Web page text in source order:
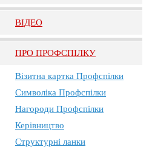
ВIДЕО
ПРО ПРОФСПIЛКУ
Візитна картка Профспілки
Символіка Профспілки
Нагороди Профспілки
Керівництво
Структурні ланки